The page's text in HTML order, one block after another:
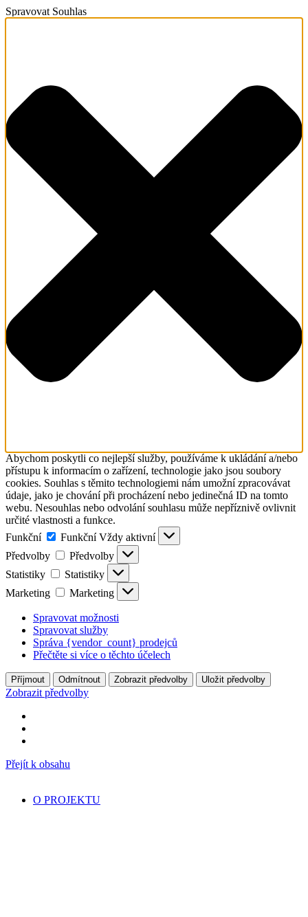
Spravovat Souhlas
Abychom poskytli co nejlepší služby, používáme k ukládání a/nebo
přístupu k informacím o zařízení, technologie jako jsou soubory
cookies. Souhlas s těmito technologiemi nám umožní zpracovávat
údaje, jako je chování při procházení nebo jedinečná ID na tomto
webu. Nesouhlas nebo odvolání souhlasu může nepříznivě ovlivnit
určité vlastnosti a funkce.
Funkční
Funkční Vždy aktivní
Předvolby
Předvolby
Statistiky
Statistiky
Marketing
Marketing
Spravovat možnosti
Spravovat služby
Správa {vendor_count} prodejců
Přečtěte si více o těchto účelech
Příjmout Odmítnout Zobrazit předvolby Uložit předvolby
Zobrazit předvolby
Přejít k obsahu
O PROJEKTU